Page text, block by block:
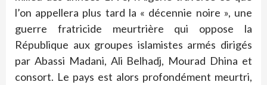
l’on appellera plus tard la « décennie noire », une
guerre fratricide meurtrière qui oppose la
République aux groupes islamistes armés dirigés
par Abassi Madani, Ali Belhadj, Mourad Dhina et
consort. Le pays est alors profondément meurtri,